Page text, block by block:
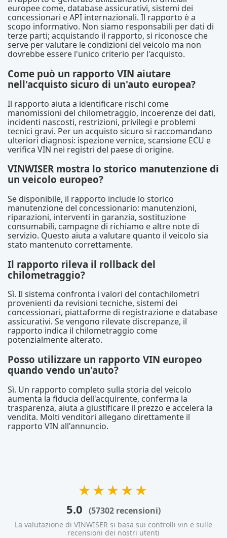
europee come, database assicurativi, sistemi dei
concessionari e API internazionali. Il rapporto è a
scopo informativo. Non siamo responsabili per dati di
terze parti; acquistando il rapporto, si riconosce che
serve per valutare le condizioni del veicolo ma non
dovrebbe essere l'unico criterio per l'acquisto.
Come può un rapporto VIN aiutare
nell'acquisto sicuro di un'auto europea?
Il rapporto aiuta a identificare rischi come
manomissioni del chilometraggio, incoerenze dei dati,
incidenti nascosti, restrizioni, privilegi e problemi
tecnici gravi. Per un acquisto sicuro si raccomandano
ulteriori diagnosi: ispezione vernice, scansione ECU e
verifica VIN nei registri del paese di origine.
VINWISER mostra lo storico manutenzione di
un veicolo europeo?
Se disponibile, il rapporto include lo storico
manutenzione del concessionario: manutenzioni,
riparazioni, interventi in garanzia, sostituzione
consumabili, campagne di richiamo e altre note di
servizio. Questo aiuta a valutare quanto il veicolo sia
stato mantenuto correttamente.
Il rapporto rileva il rollback del
chilometraggio?
Sì. Il sistema confronta i valori del contachilometri
provenienti da revisioni tecniche, sistemi dei
concessionari, piattaforme di registrazione e database
assicurativi. Se vengono rilevate discrepanze, il
rapporto indica il chilometraggio come
potenzialmente alterato.
Posso utilizzare un rapporto VIN europeo
quando vendo un'auto?
Sì. Un rapporto completo sulla storia del veicolo
aumenta la fiducia dell'acquirente, conferma la
trasparenza, aiuta a giustificare il prezzo e accelera la
vendita. Molti venditori allegano direttamente il
rapporto VIN all'annuncio.
★★★★★
5.0 (57302 recensioni)
La valutazione di VINWISER si basa sui controlli vin e sulle
recensioni dei nostri utenti